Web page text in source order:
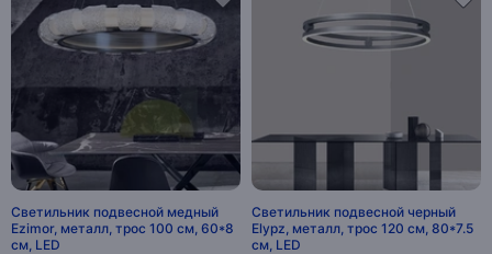
Светильник подвесной медный
Ezimor, металл, трос 100 см, 60*8
см, LED
Светильник подвесной черный
Elypz, металл, трос 120 см, 80*7.5
см, LED